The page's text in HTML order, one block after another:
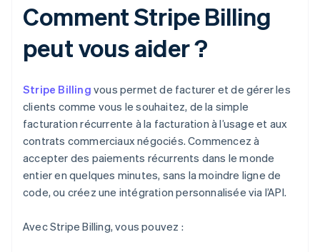
Comment Stripe Billing
peut vous aider ?
Stripe Billing vous permet de facturer et de gérer les
clients comme vous le souhaitez, de la simple
facturation récurrente à la facturation à l’usage et aux
contrats commerciaux négociés. Commencez à
accepter des paiements récurrents dans le monde
entier en quelques minutes, sans la moindre ligne de
code, ou créez une intégration personnalisée via l’API.
Avec Stripe Billing, vous pouvez :